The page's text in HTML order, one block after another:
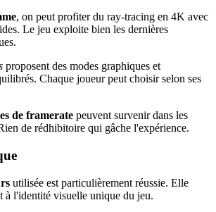
, on peut profiter du ray-tracing en 4K avec
Le jeu exploite bien les dernières
proposent des modes graphiques et
Chaque joueur peut choisir selon ses
de framerate peuvent survenir dans les
de rédhibitoire qui gâche l'expérience.
utilisée est particulièrement réussie. Elle
à l'identité visuelle unique du jeu.